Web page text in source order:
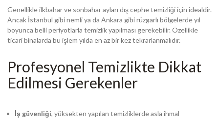
Genellikle ilkbahar ve sonbahar ayları dış cephe temizliği için idealdir.
Ancak İstanbul gibi nemli ya da Ankara gibi rüzgarlı bölgelerde yıl
boyunca belli periyotlarla temizlik yapılması gerekebilir. Özellikle
ticari binalarda bu işlem yılda en az bir kez tekrarlanmalıdır.
Profesyonel Temizlikte Dikkat
Edilmesi Gerekenler
İş güvenliği, yüksekten yapılan temizliklerde asla ihmal